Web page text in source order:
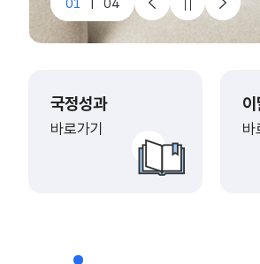
1 4
국정성과
바로가기 바